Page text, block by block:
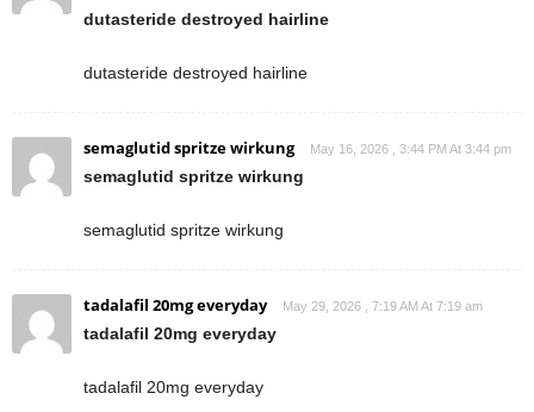
dutasteride destroyed hairline
dutasteride destroyed hairline
semaglutid spritze wirkung May 16, 2026 , 3:44 PM At 3:44 pm
semaglutid spritze wirkung
semaglutid spritze wirkung
tadalafil 20mg everyday May 29, 2026 , 7:19 AM At 7:19 am
tadalafil 20mg everyday
tadalafil 20mg everyday